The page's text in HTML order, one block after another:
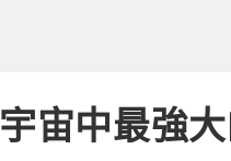
宇宙中最強大